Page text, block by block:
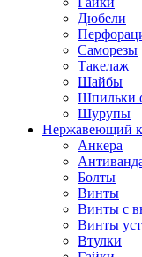
Дюбели
Саморезы
Такелаж
Шайбы
Шпильки
Шурупы
Нержавеющий
Анкера
Болты
Винты
Винты с
Винты
Втулки